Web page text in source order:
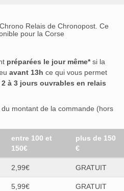
Relais de Chronopost. Ce
pour la Corse
préparées le jour même*si la
avant 13h ce qui vous permet
à 3 jours ouvrables en relais
montant de la commande (hors
entre 100 et
150€
plus de 150
€
2,99€ GRATUIT
5,99€ GRATUIT